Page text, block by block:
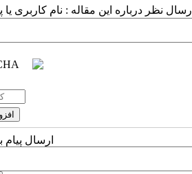
ارسال نظر درباره این مقاله : نام کاربری
ارسال